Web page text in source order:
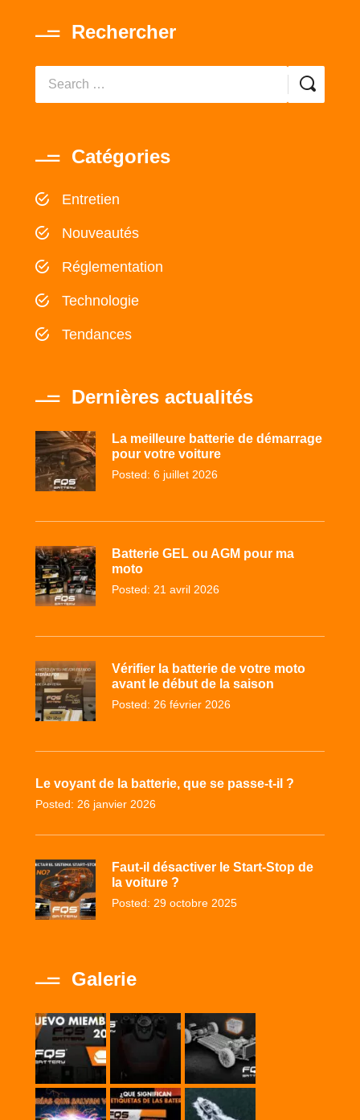
Rechercher
Catégories
Entretien
Nouveautés
Réglementation
Technologie
Tendances
Dernières actualités
La meilleure batterie de démarrage
pour votre voiture
Posted: 6 juillet 2026
Batterie GEL ou AGM pour ma
moto
Posted: 21 avril 2026
Vérifier la batterie de votre moto
avant le début de la saison
Posted: 26 février 2026
Le voyant de la batterie, que se passe-t-il ?
Posted: 26 janvier 2026
Faut-il désactiver le Start-Stop de
la voiture ?
Posted: 29 octobre 2025
Galerie